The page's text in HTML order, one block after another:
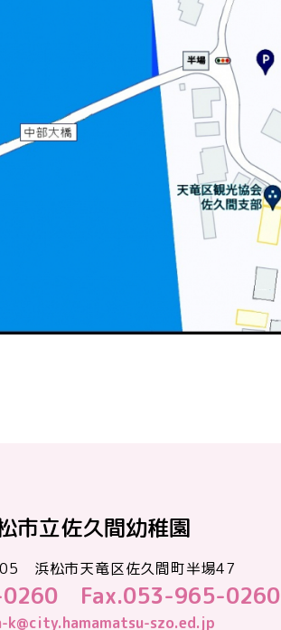
市立佐久間幼稚園
浜松市天竜区佐久間町半場47
Fax.053-965-0260
k@city.hamamatsu-szo.ed.jp